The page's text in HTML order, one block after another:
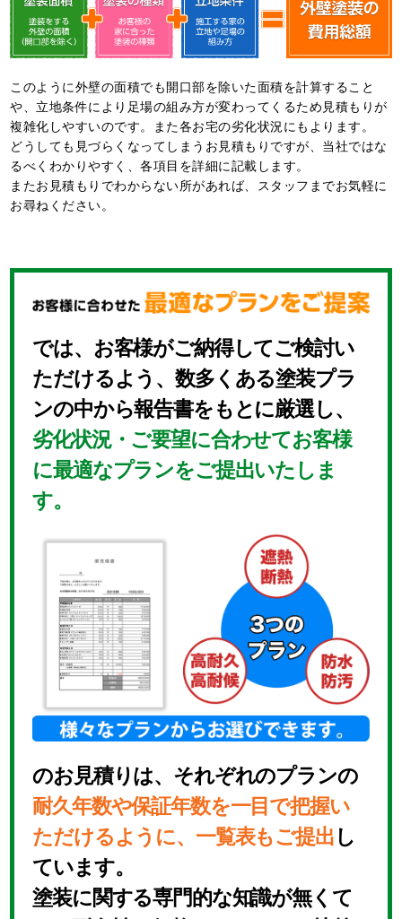
このように外壁の面積でも開口部を除いた面積を計算すること
や、立地条件により足場の組み方が変わってくるため⾒積もりが
複雑化しやすいのです。また各お宅の劣化状況にもよります。
どうしても⾒づらくなってしまうお⾒積もりですが、当社ではな
るべくわかりやすく、各項目を詳細に記載します。
またお⾒積もりでわからない所があれば、スタッフまでお気軽に
お尋ねください。
では、お客様がご納得してご検討い
ただけるよう、数多くある塗装プラ
ンの中から報告書をもとに厳選し、
劣化状況・ご要望に合わせてお客様
に最適なプランをご提出いたしま
す。
のお見積りは、それぞれのプランの
耐久年数や保証年数を一目で把握い
ただけるように、一覧表もご提出し
ています。
塗装に関する専門的な知識が無くて